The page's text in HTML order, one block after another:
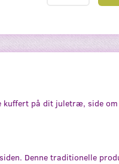
på dit juletræ, side
Denne traditionelle